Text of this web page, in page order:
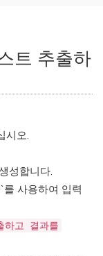
트 추출하
시오.
성합니다.
를 사용하여 입력
하고 결과를